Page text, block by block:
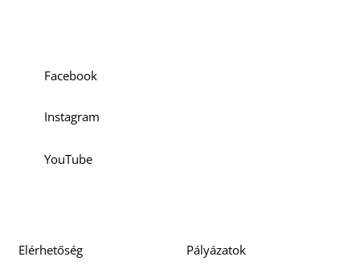
Facebook
Instagram
YouTube
Elérhetőség Pályázatok